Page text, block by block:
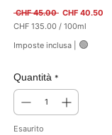
CHF 45.00 Prezzo regolare
CHF 40.50
CHF 135.00 / 100ml
ogni
Imposte inclusa 🟢
Quantità *
Esaurito